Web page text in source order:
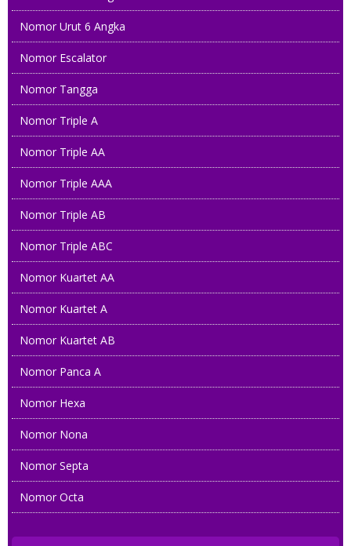
Nomor Urut 6 Angka
Nomor Escalator
Nomor Tangga
Nomor Triple A
Nomor Triple AA
Nomor Triple AAA
Nomor Triple AB
Nomor Triple ABC
Nomor Kuartet AA
Nomor Kuartet A
Nomor Kuartet AB
Nomor Panca A
Nomor Hexa
Nomor Nona
Nomor Septa
Nomor Octa